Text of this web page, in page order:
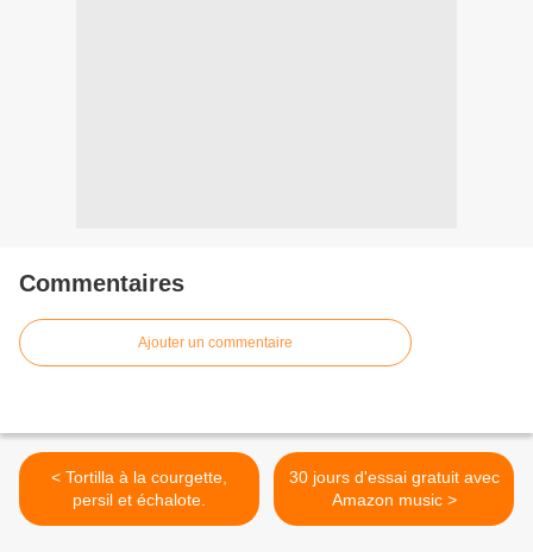
Commentaires
Ajouter un commentaire
< Tortilla à la courgette,
persil et échalote.
30 jours d'essai gratuit avec
Amazon music >